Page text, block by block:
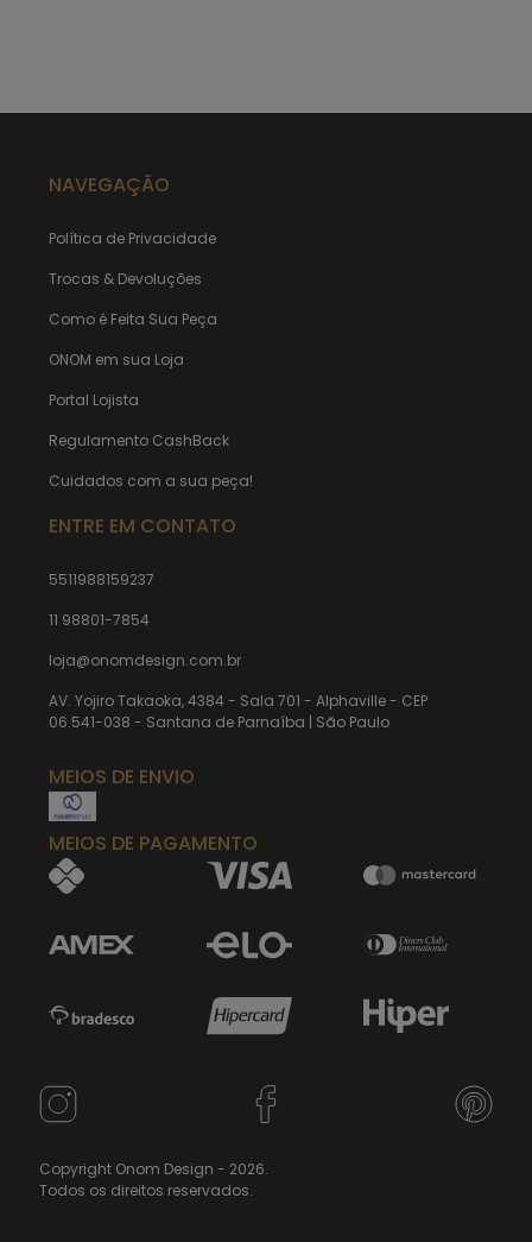
NAVEGAÇÃO
Política de Privacidade
Trocas & Devoluções
Como é Feita Sua Peça
ONOM em sua Loja
Portal Lojista
Regulamento CashBack
Cuidados com a sua peça!
ENTRE EM CONTATO
5511988159237
11 98801-7854
loja@onomdesign.com.br
AV. Yojiro Takaoka, 4384 - Sala 701 - Alphaville - CEP
06.541-038 - Santana de Parnaíba | São Paulo
Copyright Onom Design - 2026.
Todos os direitos reservados.
MEIOS DE ENVIO
MEIOS DE PAGAMENTO